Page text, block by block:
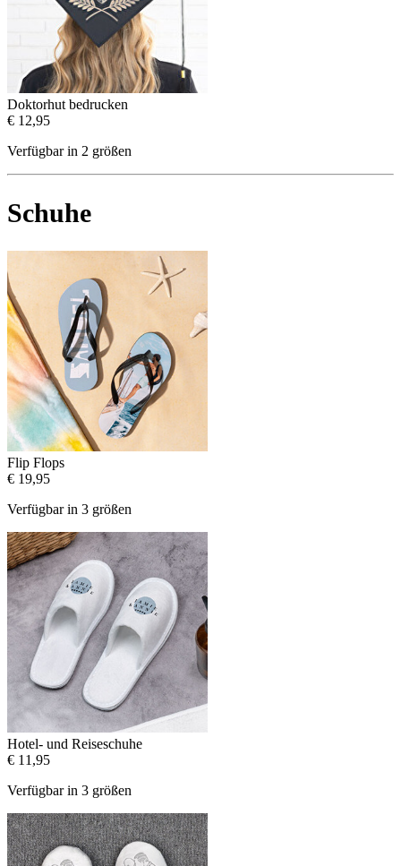
Doktorhut bedrucken
€ 12,95
Verfügbar in 2 größen
Schuhe
Flip Flops
€ 19,95
Verfügbar in 3 größen
Hotel- und Reiseschuhe
€ 11,95
Verfügbar in 3 größen